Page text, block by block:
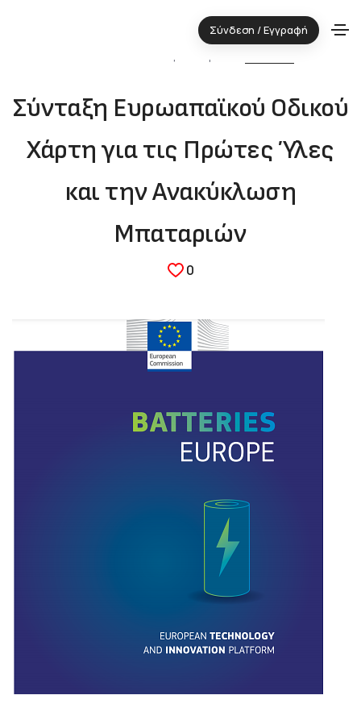
Σύνδεση / Εγγραφή
Σύνταξη Ευρωαπαϊκού Οδικού
Χάρτη για τις Πρώτες Ύλες
και την Ανακύκλωση
Μπαταριών
0